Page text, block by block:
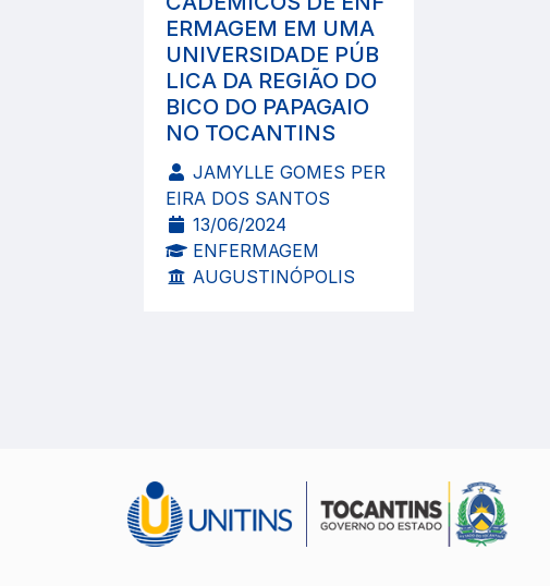
ERMAGEM EM UMA
UNIVERSIDADE PÚB
LICA DA REGIÃO DO
BICO DO PAPAGAIO
NO TOCANTINS
JAMYLLE GOMES PER
EIRA DOS SANTOS
13/06/2024
ENFERMAGEM
AUGUSTINÓPOLIS